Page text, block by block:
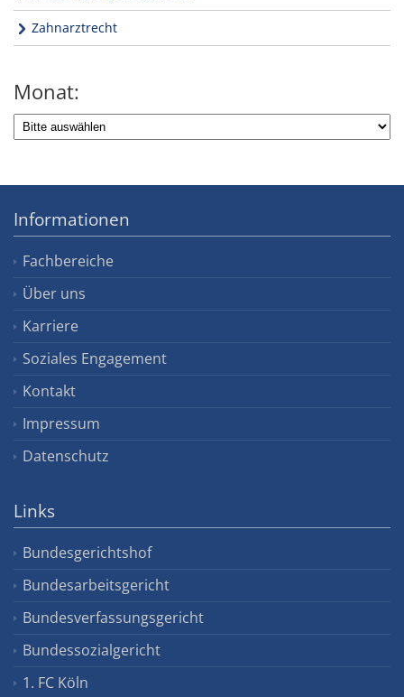
Zahnarztrecht
Monat:
Informationen
Fachbereiche
Über uns
Karriere
Soziales Engagement
Kontakt
Impressum
Datenschutz
Links
Bundesgerichtshof
Bundesarbeitsgericht
Bundesverfassungsgericht
Bundessozialgericht
1. FC Köln